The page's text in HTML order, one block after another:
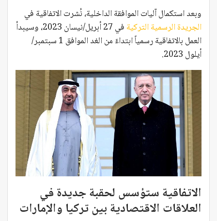
وبعد استكمال آليات الموافقة الداخلية، نُشرت الاتفاقية في
الجريدة الرسمية التركية
في 27 أبريل/نيسان 2023، وسيبدأ
العمل بالاتفاقية رسمياً ابتداءً من الغد الموافق 1 سبتمبر/
أيلول 2023.
الاتفاقية ستؤسس لحقبة جديدة في
العلاقات الاقتصادية بين تركيا والإمارات